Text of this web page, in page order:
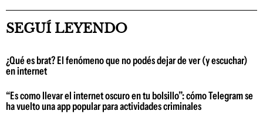
SEGUÍ LEYENDO
¿Qué es brat? El fenómeno que no podés dejar de ver (y escuchar)
en internet
“Es como llevar el internet oscuro en tu bolsillo”: cómo Telegram se
ha vuelto una app popular para actividades criminales